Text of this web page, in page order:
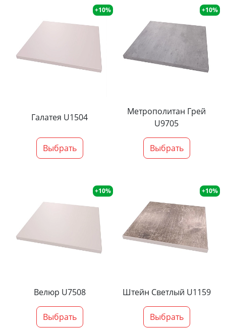
+10%
Галатея U1504
Выбрать
+10%
Метрополитан Грей
U9705
Выбрать
+10%
Велюр U7508
Выбрать
+10%
Штейн Светлый U1159
Выбрать